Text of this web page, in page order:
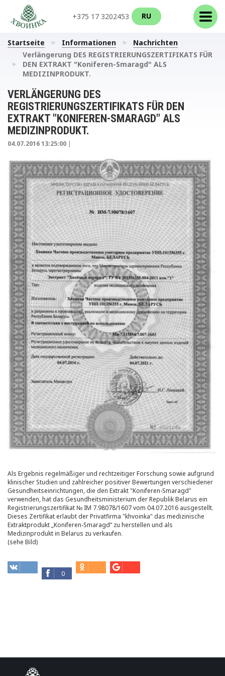
+375 17 3202453 RU
Startseite Informationen
Nachrichten
Verlängerung DES REGISTRIERUNGSZERTIFIKATS FÜR
DEN EXTRAKT "Koniferen-Smaragd" ALS
MEDIZINPRODUKT.
VERLÄNGERUNG DES
REGISTRIERUNGSZERTIFIKATS FÜR DEN
EXTRAKT "KONIFEREN-SMARAGD" ALS
MEDIZINPRODUKT.
04.07.2016 13:25:00 |
Als Ergebnis regelmäßiger und rechtzeitiger Forschung sowie aufgrund
klinischer Studien und zahlreicher positiver Bewertungen verschiedener
Gesundheitseinrichtungen, die den Extrakt "Koniferen-Smaragd"
verwenden, hat das Gesundheitsministerium der Republik Belarus ein
Registrierungszertifikat № IM 7.98078/1607 vom 04.07.2016 ausgestellt.
Dieses Zertifikat erlaubt der Privatfirma "khvoinka" das medizinische
Extraktprodukt „Koniferen-Smaragd“ zu herstellen und als
Medizinprodukt in Belarus zu verkaufen.
(sehe Bild)
0